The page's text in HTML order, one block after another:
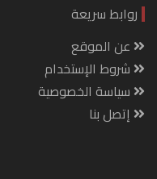
روابط سريعة
عن الموقع
شروط الإستخدام
سياسة الخصوصية
إتصل بنا